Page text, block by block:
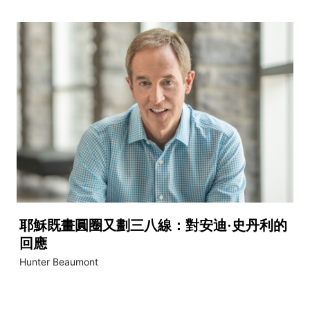
耶穌既畫圓圈又劃三八線：對安迪·史丹利的
回應
Hunter Beaumont